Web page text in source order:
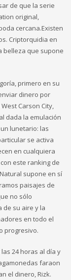
de que la serie
original,
cercana.Existen
Criptorquidia en
belleza que supone
primero en su
dinero por
Carson City,
dada la emulación
lunetario: las
se activa
en cualquiera
este ranking de
supone en sí
paisajes de
no sólo
de su aire y la
en todo el
progresivo.
24 horas al día y
faraon
el dinero, Rizk.